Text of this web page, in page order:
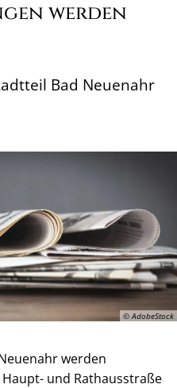
werden
Bad Neuenahr
© AdobeStock
werden
und Rathausstraße